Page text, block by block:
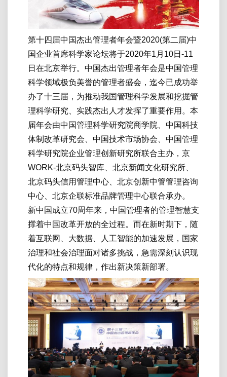
第十四届中国杰出管理者年会暨2020(第二届)中
国企业首席科学家论坛将于2020年1月10日-11
日在北京举行。中国杰出管理者年会是中国管理
科学领域极负美誉的管理者盛会，迄今已成功举
办了十三届，为推动我国管理科学发展和挖掘管
理科学研究、实践杰出人才发挥了重要作用。本
届年会由中国管理科学研究院商学院、中国科技
体制改革研究会、中国技术市场协会、中国管理
科学研究院企业管理创新研究所联合主办，京
WORK-北京码头智库、北京新闻文化研究所、
北京码头信用管理中心、北京创新中管管理咨询
中心、北京企联标准品牌管理中心联合承办。
新中国成立70周年来，中国管理者的管理智慧支
撑着中国改革开放的全过程。而在新时期下，随
着互联网、大数据、人工智能的加速发展，国家
治理和社会治理面对诸多挑战，急需深刻认识现
代化的特点和规律，作出新决策新部署。